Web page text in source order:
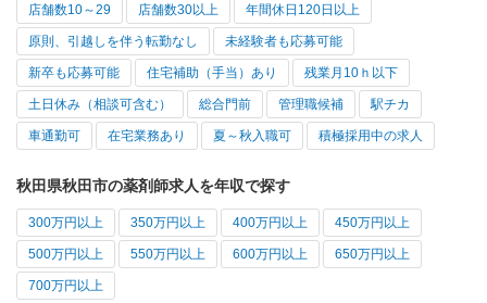
店舗数10～29 店舗数30以上 年間休日120日以上
原則、引越しを伴う転勤なし 未経験者も応募可能
新卒も応募可能 住宅補助（手当）あり 残業月10ｈ以下
土日休み（相談可含む） 総合門前 管理職候補 駅チカ
車通勤可 在宅業務あり 夏～秋入職可 積極採用中の求人
秋田県秋田市の薬剤師求人を年収で探す
300万円以上 350万円以上 400万円以上 450万円以上
500万円以上 550万円以上 600万円以上 650万円以上
700万円以上